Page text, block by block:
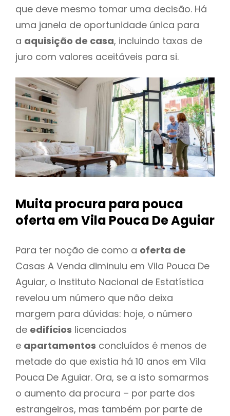
que deve mesmo tomar uma decisão. Há
uma janela de oportunidade única para
a aquisição de casa, incluindo taxas de
juro com valores aceitáveis para si.
Muita procura para pouca
oferta em Vila Pouca De Aguiar
Para ter noção de como a oferta de
Casas A Venda diminuiu em Vila Pouca De
Aguiar, o Instituto Nacional de Estatística
revelou um número que não deixa
margem para dúvidas: hoje, o número
de edifícios licenciados
e apartamentos concluídos é menos de
metade do que existia há 10 anos em Vila
Pouca De Aguiar. Ora, se a isto somarmos
o aumento da procura – por parte dos
estrangeiros, mas também por parte de